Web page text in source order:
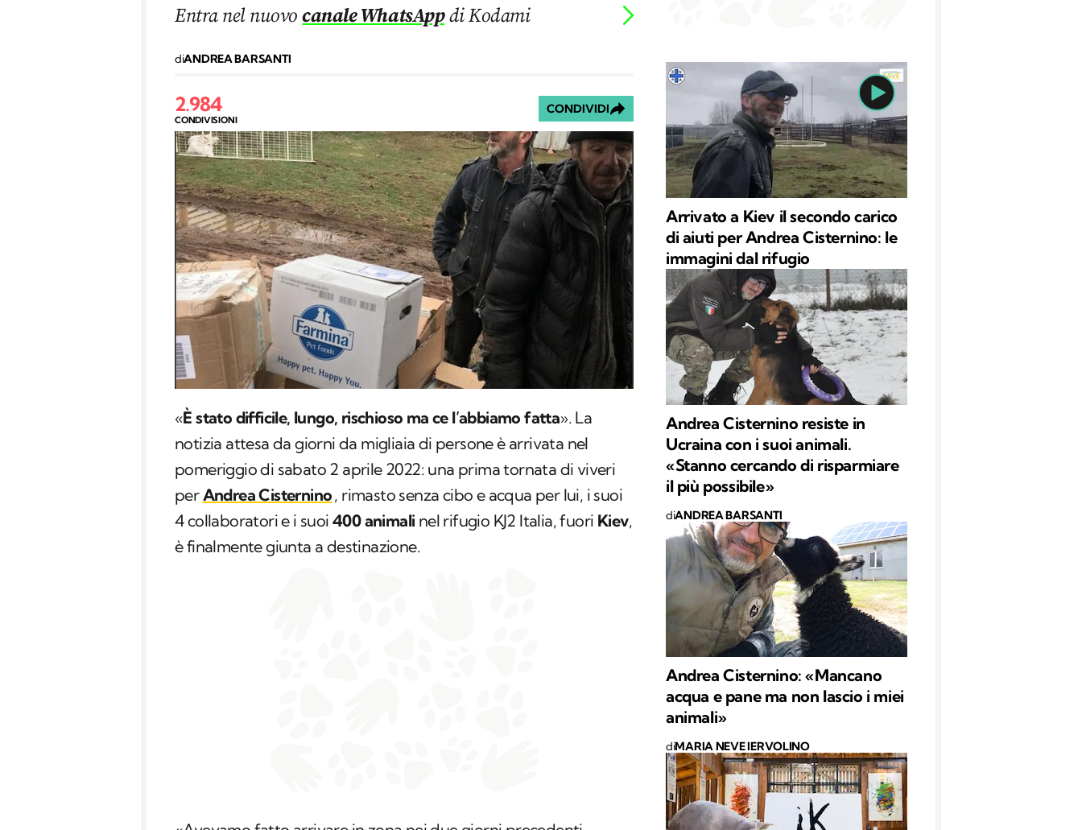
Entra nel nuovocanale WhatsAppdi Kodami
diANDREA BARSANTI
2.984
CONDIVISIONI
CONDIVIDI
«È stato difficile, lungo, rischioso ma ce l’abbiamo fatta». La
notizia attesa da giorni da migliaia di persone è arrivata nel
pomeriggio di sabato 2 aprile 2022: una prima tornata di viveri
perAndrea Cisternino, rimasto senza cibo e acqua per lui, i suoi
4 collaboratori e i suoi 400 animali nel rifugio KJ2 Italia, fuori Kiev,
è finalmente giunta a destinazione.
Arrivato a Kiev il secondo carico
di aiuti per Andrea Cisternino: le
immagini dal rifugio
Andrea Cisternino resiste in
Ucraina con i suoi animali.
«Stanno cercando di risparmiare
il più possibile»
diANDREA BARSANTI
Andrea Cisternino: «Mancano
acqua e pane ma non lascio i miei
animali»
diMARIA NEVE IERVOLINO